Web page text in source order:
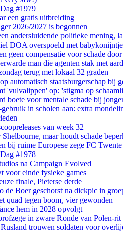
#1979
een gratis uitbreiding
2026/2027 is begonnen
andersluidende politieke mening,
DOA overspoeld met
geen compensatie voor schade
man die agenten stak met
terug met lokaal 32 graden
automatisch staatsburgerschap bij
'vulvalippen' op: 'stigma op
boete voor mentale schade bij
in scholen aan: extra
van week 32
maar houdt schade
bij ruime Europese zege FC Twente
#1978
na Campaign Evolved
voor einde fysieke games
finale, Pieterse derde
de Boer geschorst na dickpic in
quad tegen boom, vier gewonden
hem in 2028 opvolgt
in zware Ronde van Polen-rit
trouwen soldaten voor